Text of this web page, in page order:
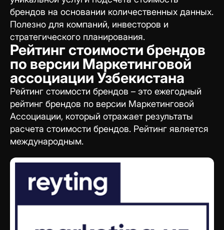
брендов на основании количественных данных.
Полезно для компаний, инвесторов и
стратегического планирования.
Рейтинг стоимости брендов
по версии Маркетинговой
ассоциации Узбекистана
Рейтинг стоимости брендов – это ежегодный
рейтинг брендов по версии Маркетинговой
Ассоциации, который отражает результаты
расчета стоимости брендов. Рейтинг является
международным.